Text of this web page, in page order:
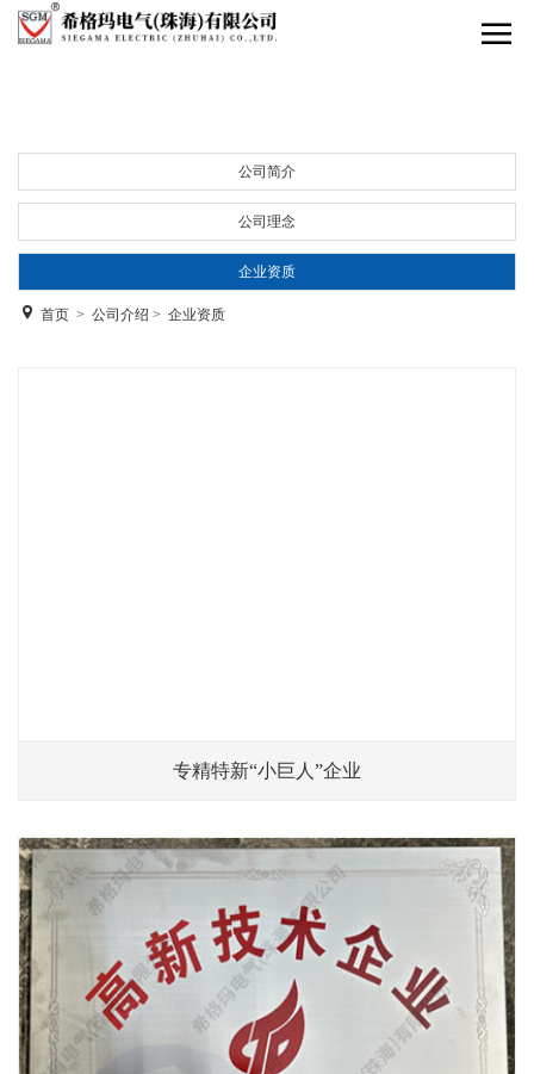
公司简介
公司理念
企业资质
首页 > 公司介绍 > 企业资质
专精特新“小巨人”企业